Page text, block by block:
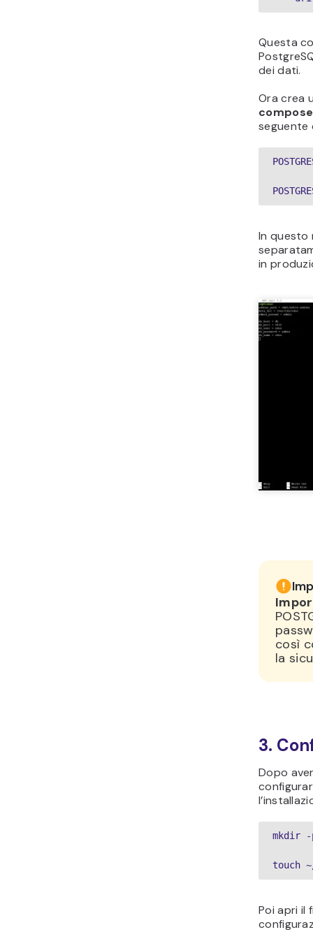
Questa
dei dati.
Ora crea
seguente
In questo
in
così
la
3.
Dopo
mkdir -
touch
Poi apri il